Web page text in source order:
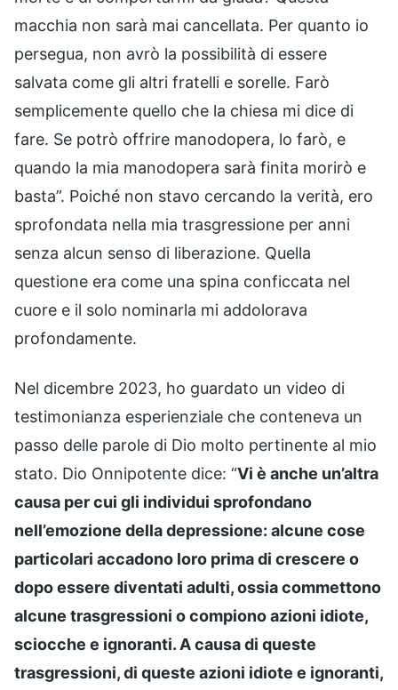
macchia non sarà mai cancellata. Per quanto io
persegua, non avrò la possibilità di essere
salvata come gli altri fratelli e sorelle. Farò
semplicemente quello che la chiesa mi dice di
fare. Se potrò offrire manodopera, lo farò, e
quando la mia manodopera sarà finita morirò e
basta”. Poiché non stavo cercando la verità, ero
sprofondata nella mia trasgressione per anni
senza alcun senso di liberazione. Quella
questione era come una spina conficcata nel
cuore e il solo nominarla mi addolorava
profondamente.
Nel dicembre 2023, ho guardato un video di
testimonianza esperienziale che conteneva un
passo delle parole di Dio molto pertinente al mio
stato. Dio Onnipotente dice: “Vi è anche un’altra
causa per cui gli individui sprofondano
nell’emozione della depressione: alcune cose
particolari accadono loro prima di crescere o
dopo essere diventati adulti, ossia commettono
alcune trasgressioni o compiono azioni idiote,
sciocche e ignoranti. A causa di queste
trasgressioni, di queste azioni idiote e ignoranti,